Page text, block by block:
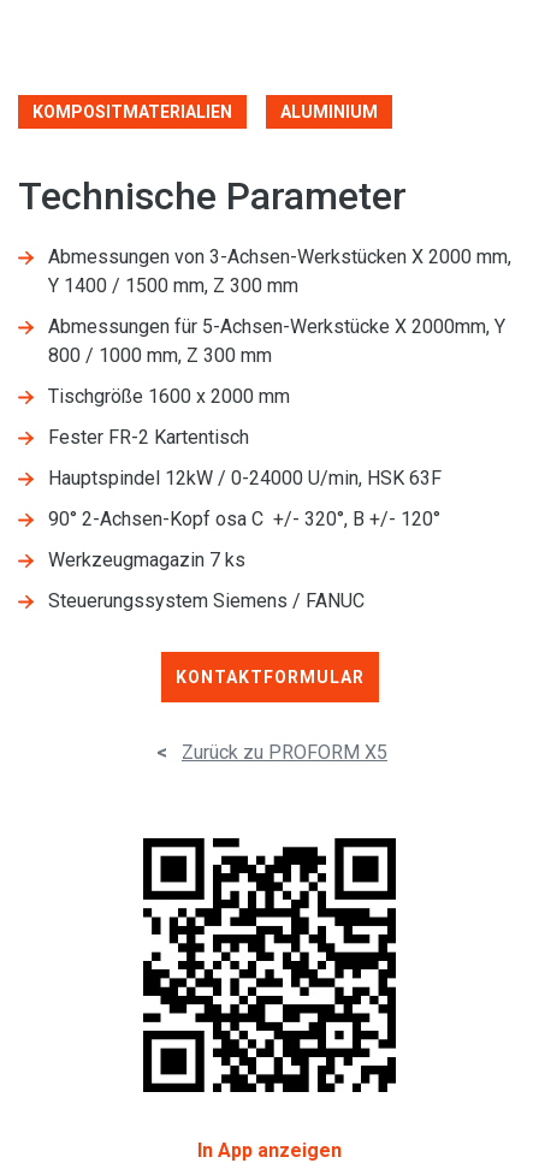
KOMPOSITMATERIALIEN ALUMINIUM
Technische Parameter
Abmessungen von 3-Achsen-Werkstücken X 2000 mm,
Y 1400 / 1500 mm, Z 300 mm
Abmessungen für 5-Achsen-Werkstücke X 2000mm, Y
800 / 1000 mm, Z 300 mm
Tischgröße 1600 x 2000 mm
Fester FR-2 Kartentisch
Hauptspindel 12kW / 0-24000 U/min, HSK 63F
90° 2-Achsen-Kopf osa C +/- 320°, B +/- 120°
Werkzeugmagazin 7 ks
Steuerungssystem Siemens / FANUC
KONTAKTFORMULAR
< Zurück zu PROFORM X5
In App anzeigen